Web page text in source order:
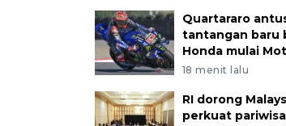
Quartararo
tantangan baru
Honda mulai
18 menit lalu
RI dorong
perkuat